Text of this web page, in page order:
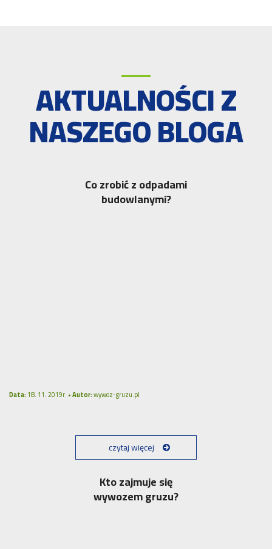
AKTUALNOŚCI Z
NASZEGO BLOGA
Co zrobić z odpadami
budowlanymi?
Data:18. 11. 2019r. •Autor:wywoz-gruzu.pl
czytaj więcej
Kto zajmuje się
wywozem gruzu?